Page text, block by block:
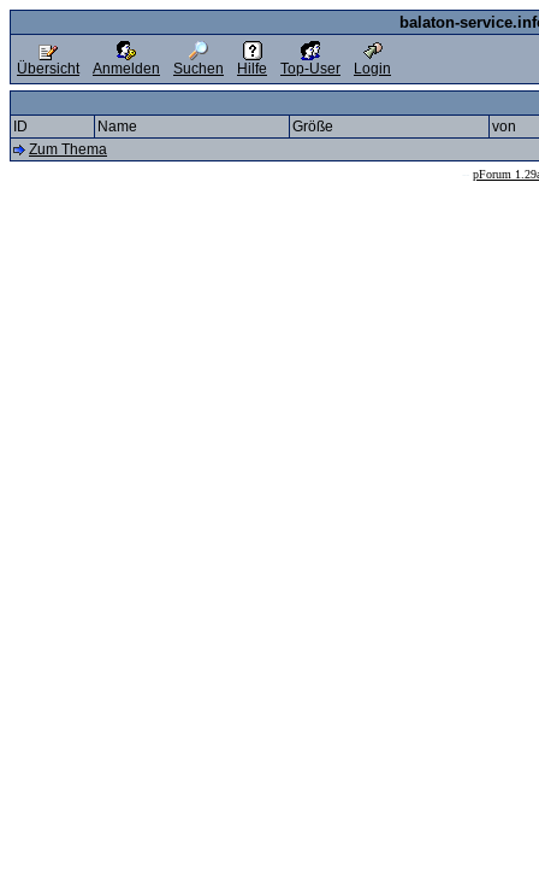
balaton-
Übersicht Anmelden Suchen Hilfe Top-User Login
ID Name Größe
von
Zum Thema
pForum